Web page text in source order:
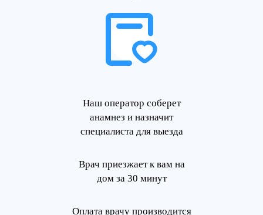
Наш оператор соберет
анамнез и назначит
специалиста для выезда
Врач приезжает к вам на
дом за 30 минут
Оплата врачу производится